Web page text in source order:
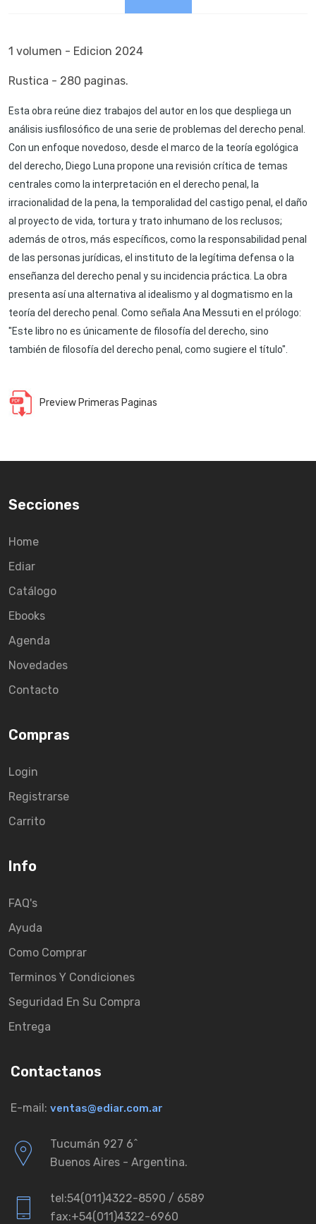
1 volumen - Edicion 2024
Rustica - 280 paginas.
Esta obra reúne diez trabajos del autor en los que despliega un
análisis iusfilosófico de una serie de problemas del derecho penal.
Con un enfoque novedoso, desde el marco de la teoría egológica
del derecho, Diego Luna propone una revisión crítica de temas
centrales como la interpretación en el derecho penal, la
irracionalidad de la pena, la temporalidad del castigo penal, el daño
al proyecto de vida, tortura y trato inhumano de los reclusos;
además de otros, más específicos, como la responsabilidad penal
de las personas jurídicas, el instituto de la legítima defensa o la
enseñanza del derecho penal y su incidencia práctica. La obra
presenta así una alternativa al idealismo y al dogmatismo en la
teoría del derecho penal. Como señala Ana Messuti en el prólogo:
"Este libro no es únicamente de filosofía del derecho, sino
también de filosofía del derecho penal, como sugiere el título".
Preview Primeras Paginas
Secciones
Home
Ediar
Catálogo
Ebooks
Agenda
Novedades
Contacto
Compras
Login
Registrarse
Carrito
Info
FAQ's
Ayuda
Como Comprar
Terminos Y Condiciones
Seguridad En Su Compra
Entrega
Contactanos
E-mail: ventas@ediar.com.ar
Tucumán 927 6ˆ
Buenos Aires - Argentina.
tel:54(011)4322-8590 / 6589
fax:+54(011)4322-6960